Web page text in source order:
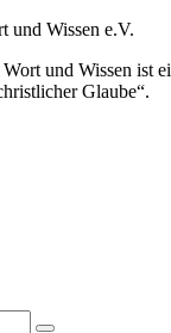
und Wissen e.V.
und Wissen ist
Glaube“.